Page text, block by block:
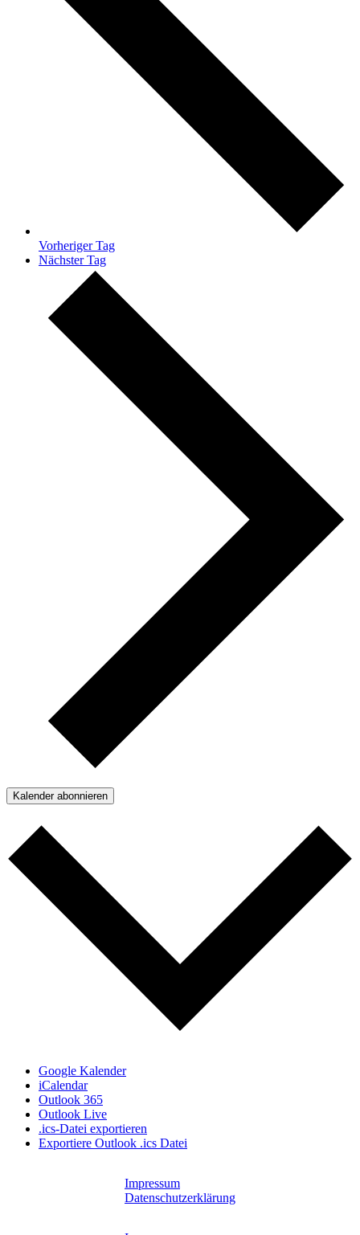
Vorheriger Tag
Nächster Tag
Kalender abonnieren
Google Kalender
iCalendar
Outlook 365
Outlook Live
.ics-Datei exportieren
Exportiere Outlook .ics Datei
Impressum
Datenschutzerklärung